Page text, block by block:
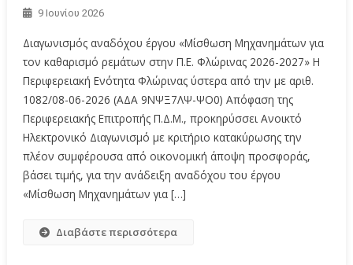
9 Ιουνίου 2026
Διαγωνισμός αναδόχου έργου «Μίσθωση Μηχανημάτων για
τον καθαρισμό ρεμάτων στην Π.Ε. Φλώρινας 2026-2027» Η
Περιφερειακή Ενότητα Φλώρινας ύστερα από την με αριθ.
1082/08-06-2026 (ΑΔΑ 9ΝΨΞ7ΛΨ-ΨΟ0) Απόφαση της
Περιφερειακής Επιτροπής Π.Δ.Μ., προκηρύσσει Ανοικτό
Ηλεκτρονικό Διαγωνισμό με κριτήριο κατακύρωσης την
πλέον συμφέρουσα από οικονομική άποψη προσφοράς,
βάσει τιμής, για την ανάδειξη αναδόχου του έργου
«Μίσθωση Μηχανημάτων για […]
Διαβάστε περισσότερα